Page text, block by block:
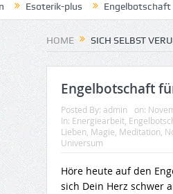
Esoterik-plus Engelbotschaft
HOME SICH SELBST
Engelbotschaft
Posted By: admin on:
In: Energiearbeit
Lieben Magie Meditation
Universum
Höre heute auf den
sich Dein Herz schwer